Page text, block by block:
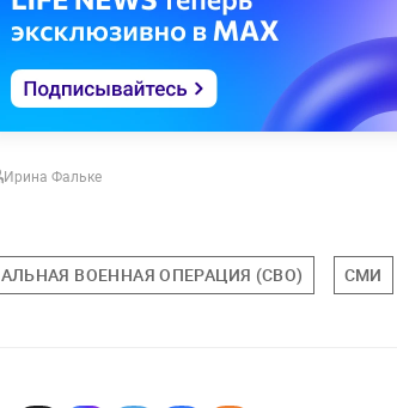
Ирина Фальке
ВОЕННАЯ ОПЕРАЦИЯ (СВО) СМИ